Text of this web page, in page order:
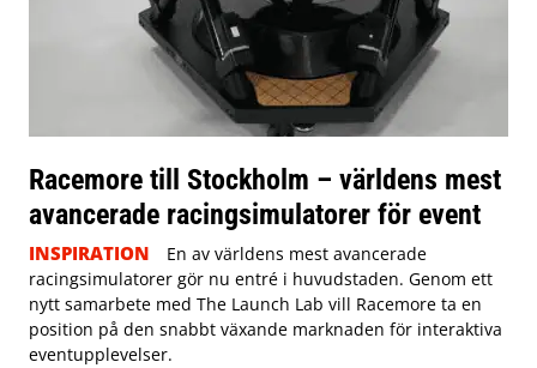
Racemore till Stockholm – världens mest
avancerade racingsimulatorer för event
INSPIRATION
En av världens mest avancerade
racingsimulatorer gör nu entré i huvudstaden. Genom ett
nytt samarbete med The Launch Lab vill Racemore ta en
position på den snabbt växande marknaden för interaktiva
eventupplevelser.